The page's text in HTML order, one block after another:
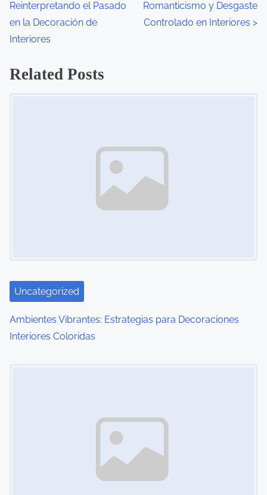
Reinterpretando el Pasado
en la Decoración de
Interiores
Romanticismo y Desgaste
Controlado en Interiores >
Related Posts
Uncategorized
Ambientes Vibrantes: Estrategias para Decoraciones
Interiores Coloridas